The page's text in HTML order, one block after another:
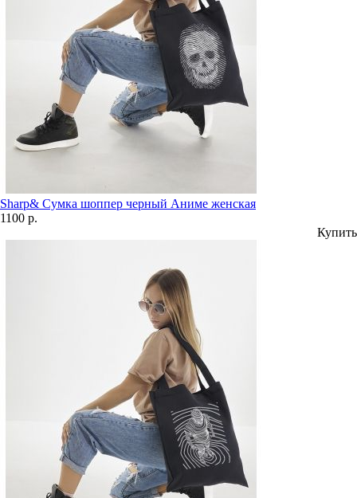
Sharp& Сумка шоппер черный Аниме женская
1100 р.
Купить